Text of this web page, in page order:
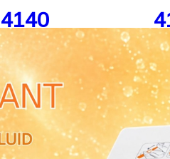
4140
Microbiome
Repair Pro
Biotic Mask
Maska na obnovu kožného
mikrobiómu